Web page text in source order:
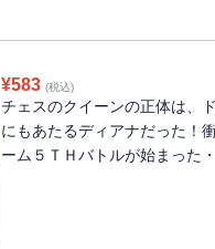
¥583 (税込)
チェスのクイーンの正体は、
にもあたるディアナだった！
ーム５ＴＨバトルが始まった